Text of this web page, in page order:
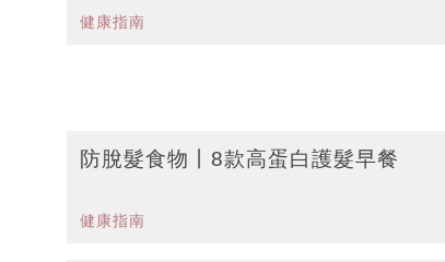
健康指南
防脫髮食物丨8款高蛋白護髮早餐
健康指南